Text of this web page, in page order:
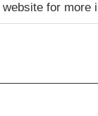
website for more